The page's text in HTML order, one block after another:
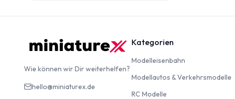
Wie können wir Dir weiterhelfen?
hello@miniaturex.de
Kategorien
Modelleisenbahn
Modellautos & Verkehrsmodelle
RC Modelle